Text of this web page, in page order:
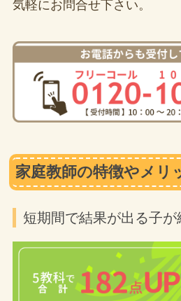
気軽にお問合せ下さい。
家庭教師の特徴やメリ
短期間で結果が出る子が